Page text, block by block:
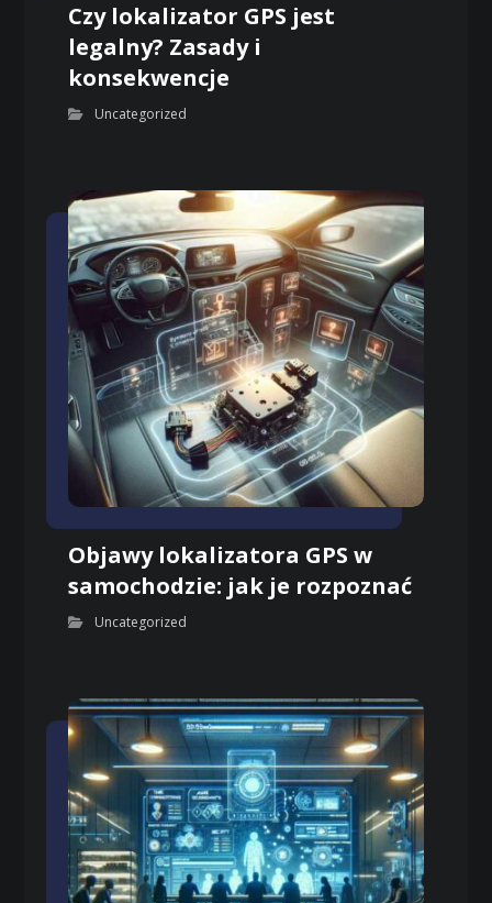
Czy lokalizator GPS jest
legalny? Zasady i
konsekwencje
Uncategorized
Objawy lokalizatora GPS w
samochodzie: jak je rozpoznać
Uncategorized